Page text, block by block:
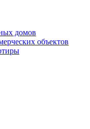
домов
объектов